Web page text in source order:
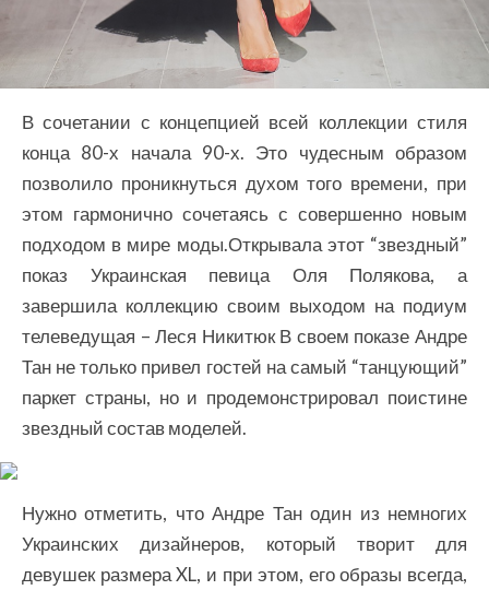
В сочетании с концепцией всей коллекции стиля
конца 80-х начала 90-х. Это чудесным образом
позволило проникнуться духом того времени, при
этом гармонично сочетаясь с совершенно новым
подходом в мире моды.Открывала этот “звездный”
показ Украинская певица Оля Полякова, а
завершила коллекцию своим выходом на подиум
телеведущая – Леся Никитюк В своем показе Андре
Тан не только привел гостей на самый “танцующий”
паркет страны, но и продемонстрировал поистине
звездный состав моделей.
Нужно отметить, что Андре Тан один из немногих
Украинских дизайнеров, который творит для
девушек размера XL, и при этом, его образы всегда,